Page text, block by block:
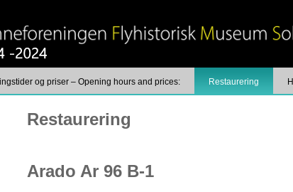
og priser – Opening hours and prices: Restaurering
Restaurering
Arado Ar 96 B-1